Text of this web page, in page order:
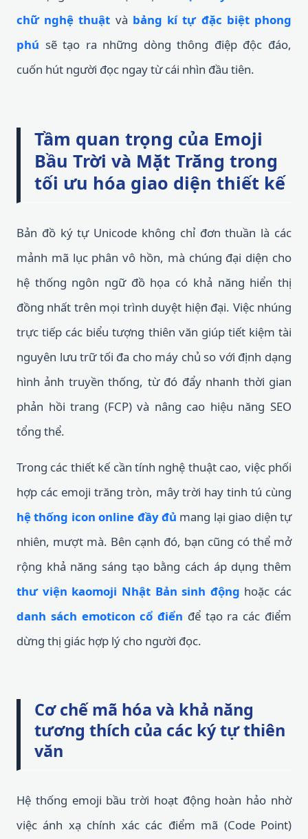
chữ nghệ thuật và bảng kí tự đặc biệt phong
phú sẽ tạo ra những dòng thông điệp độc đáo,
cuốn hút người đọc ngay từ cái nhìn đầu tiên.
Tầm quan trọng của Emoji
Bầu Trời và Mặt Trăng trong
tối ưu hóa giao diện thiết kế
Bản đồ ký tự Unicode không chỉ đơn thuần là các
mảnh mã lục phân vô hồn, mà chúng đại diện cho
hệ thống ngôn ngữ đồ họa có khả năng hiển thị
đồng nhất trên mọi trình duyệt hiện đại. Việc nhúng
trực tiếp các biểu tượng thiên văn giúp tiết kiệm tài
nguyên lưu trữ tối đa cho máy chủ so với định dạng
hình ảnh truyền thống, từ đó đẩy nhanh thời gian
phản hồi trang (FCP) và nâng cao hiệu năng SEO
tổng thể.
Trong các thiết kế cần tính nghệ thuật cao, việc phối
hợp các emoji trăng tròn, mây trời hay tinh tú cùng
hệ thống icon online đầy đủ mang lại giao diện tự
nhiên, mượt mà. Bên cạnh đó, bạn cũng có thể mở
rộng khả năng sáng tạo bằng cách áp dụng thêm
thư viện kaomoji Nhật Bản sinh động hoặc các
danh sách emoticon cổ điển để tạo ra các điểm
dừng thị giác hợp lý cho người đọc.
Cơ chế mã hóa và khả năng
tương thích của các ký tự thiên
văn
Hệ thống emoji bầu trời hoạt động hoàn hảo nhờ
việc ánh xạ chính xác các điểm mã (Code Point)